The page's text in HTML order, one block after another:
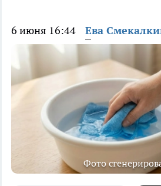
6 июня 16:44 Ева
Фото